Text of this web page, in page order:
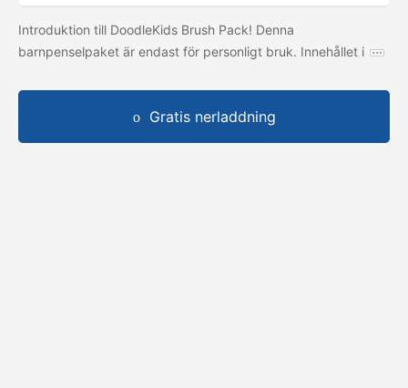
Introduktion till DoodleKids Brush Pack! Denna
barnpenselpaket är endast för personligt bruk. Innehållet i
Gratis nerladdning